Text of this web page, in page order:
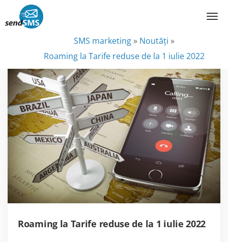
SMS marketing » Noutăţi »
Roaming la Tarife reduse de la 1 iulie 2022
Roaming la Tarife reduse de la 1 iulie 2022